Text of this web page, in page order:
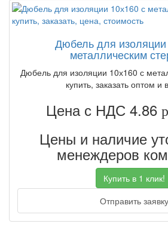
Дюбель для изоляции
металлическим
Дюбель для изоляции 10х160 с
купить, заказать оптом и
Цена с НДС 4.86
Цены и наличие
менеждеров
Купить в 1 клик!
Отправить заявку